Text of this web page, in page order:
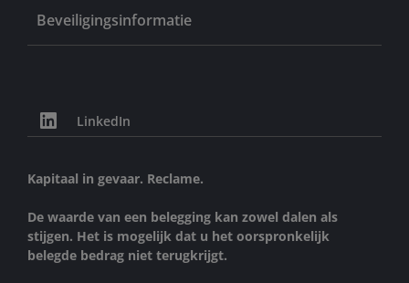
Beveiligingsinformatie
LinkedIn
Kapitaal in gevaar. Reclame.
De waarde van een belegging kan zowel dalen als
stijgen. Het is mogelijk dat u het oorspronkelijk
belegde bedrag niet terugkrijgt.